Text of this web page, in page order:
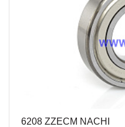
6208 ZZECM NACHI